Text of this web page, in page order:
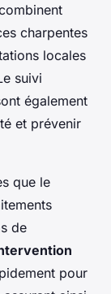
charpentes
locales
suivi
également
et prévenir
que le
de
pour